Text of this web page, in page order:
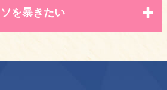
を暴きたい